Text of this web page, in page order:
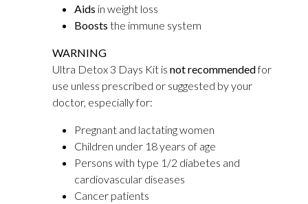
Aids in weight loss
Boosts the immune system
WARNING
Ultra Detox 3 Days Kit is not recommendedfor
use unless prescribed or suggested by your
doctor, especially for:
Pregnant and lactating women
Children under 18 years of age
Persons with type 1/2 diabetes and
cardiovascular diseases
Cancer patients